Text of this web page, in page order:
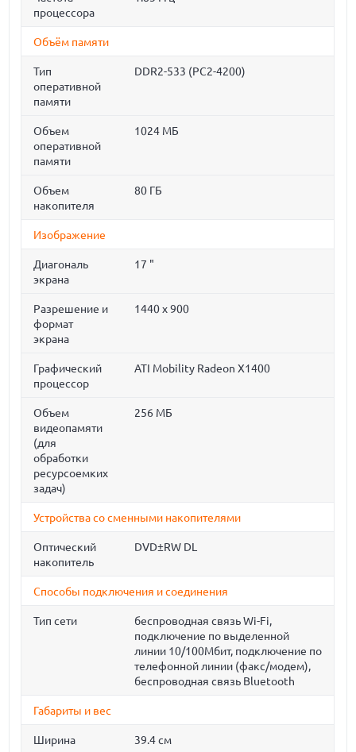
процессора
Объём памяти
Тип
оперативной
памяти
DDR2-533 (PC2-4200)
Объем
оперативной
памяти
1024 МБ
Объем
накопителя
80 ГБ
Изображение
Диагональ
экрана
17 "
Разрешение и
формат
экрана
1440 x 900
Графический
процессор
ATI Mobility Radeon X1400
Объем
видеопамяти
(для
обработки
ресурсоемких
задач)
256 МБ
Устройства со сменными накопителями
Оптический
накопитель
DVD±RW DL
Способы подключения и соединения
Тип сети
беспроводная связь Wi-Fi,
подключение по выделенной
линии 10/100Мбит, подключение по
телефонной линии (факс/модем),
беспроводная связь Bluetooth
Габариты и вес
Ширина 39.4 см